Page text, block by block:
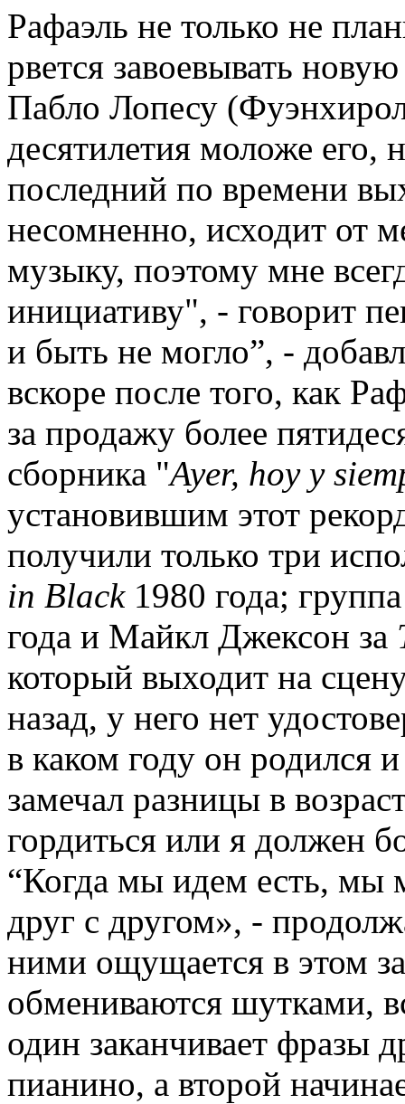
Рафаэль не только не
рвется завоевывать
Пабло Лопесу
десятилетия моложе его,
последний по времени
несомненно, исходит от
музыку, поэтому мне
инициативу", - говорит
и быть не могло”, -
вскоре после того, как
за продажу более
сборника "Ayer, hoy y
установившим этот
получили только три
in Black1980 года;
года и Майкл Джексон за
который выходит на
назад, у него нет
в каком году он родился
замечал разницы в
гордиться или я должен
“Когда мы идем есть, мы
друг с другом», -
ними ощущается в этом
обмениваются шутками,
один заканчивает фразы
пианино, а второй